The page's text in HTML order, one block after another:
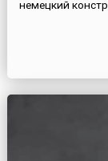
немецкий